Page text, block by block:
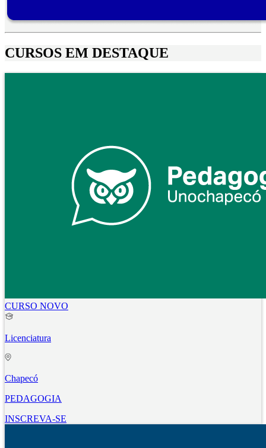
CURSOS EM DESTAQUE
CURSO NOVO
Licenciatura
Chapecó
PEDAGOGIA
INSCREVA-SE